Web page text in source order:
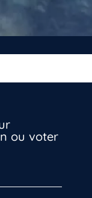
ou voter